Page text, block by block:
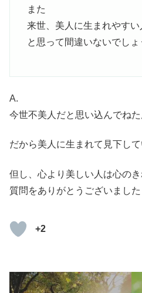
また
来世、美人に生まれやす
と思って間違いないでしょ
A.
今世不美人だと思い込んでね
だから美人に生まれて見下し
但し、心より美しい人は心の
質問をありがとうございました
+2